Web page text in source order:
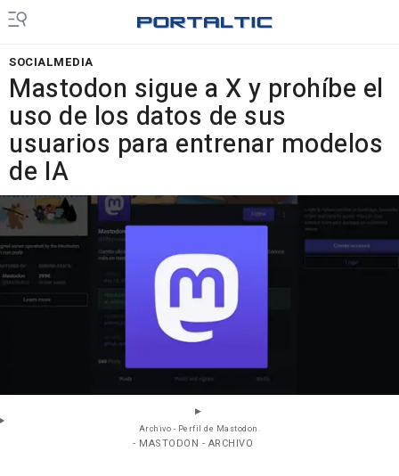
SOCIALMEDIA
Mastodon sigue a X y prohíbe el
uso de los datos de sus
usuarios para entrenar modelos
de IA
Archivo - Perfil de Mastodon.
- MASTODON - ARCHIVO